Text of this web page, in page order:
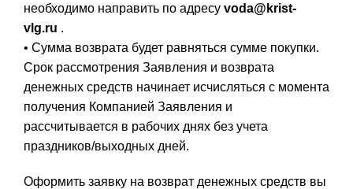
необходимо направить по адресу voda@krist-
vlg.ru .
• Сумма возврата будет равняться сумме покупки.
Срок рассмотрения Заявления и возврата
денежных средств начинает исчисляться с момента
получения Компанией Заявления и
рассчитывается в рабочих днях без учета
праздников/выходных дней.
Оформить заявку на возврат денежных средств вы